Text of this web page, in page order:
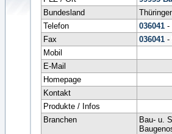
Bundesland
Telefon
036041-
Fax
036041-
Mobil
E-Mail
Homepage
Kontakt
Produkte / Infos
Branchen
Bau- u.